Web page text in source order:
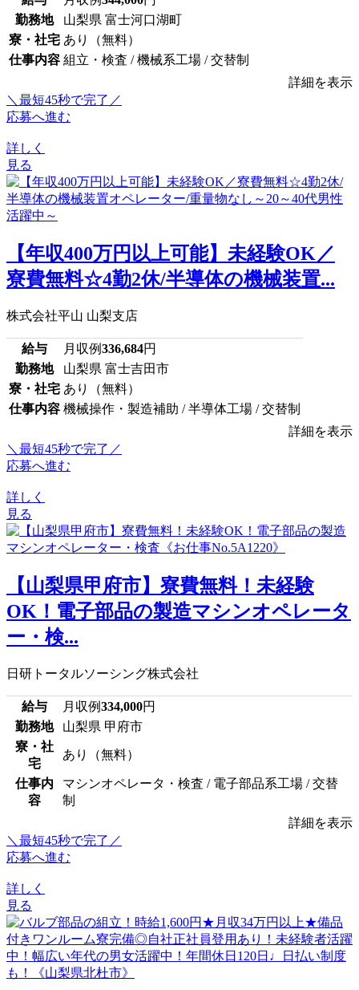
勤務地
山梨県 富士河口湖町
寮・社宅 あり（無料）
仕事内容 組立・検査 / 機械系工場 / 交替制
詳細を表示
＼最短45秒で完了／
応募へ進む
詳しく
見る
【年収400万円以上可能】未経験OK／
寮費無料☆4勤2休/半導体の機械装置...
株式会社平山 山梨支店
給与 月収例336,684円
勤務地
山梨県 富士吉田市
寮・社宅 あり（無料）
仕事内容 機械操作・製造補助 / 半導体工場 / 交替制
詳細を表示
＼最短45秒で完了／
応募へ進む
詳しく
見る
【山梨県甲府市】寮費無料！未経験
OK！電子部品の製造マシンオペレータ
ー・検...
日研トータルソーシング株式会社
給与 月収例334,000円
勤務地
山梨県 甲府市
寮・社
宅
あり（無料）
仕事内
容
マシンオペレータ・検査 / 電子部品系工場 / 交替
制
詳細を表示
＼最短45秒で完了／
応募へ進む
詳しく
見る